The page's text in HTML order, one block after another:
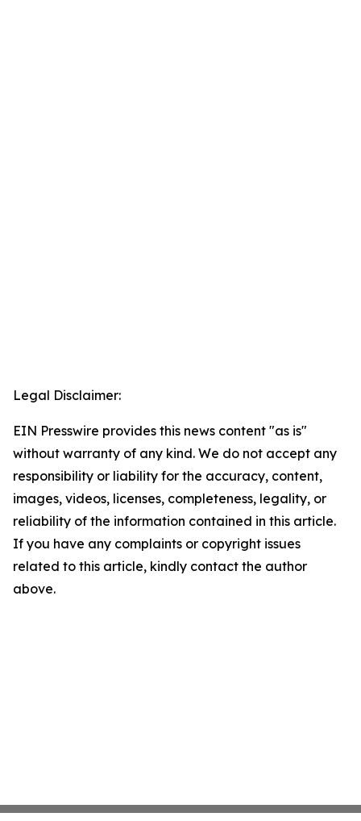
Legal Disclaimer:
EIN Presswire provides this news content "as is"
without warranty of any kind. We do not accept any
responsibility or liability for the accuracy, content,
images, videos, licenses, completeness, legality, or
reliability of the information contained in this article.
If you have any complaints or copyright issues
related to this article, kindly contact the author
above.